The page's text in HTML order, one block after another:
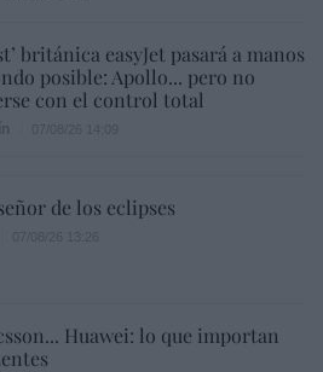
británica easyJet pasará a manos
posible: Apollo... pero no
con el control total
de los eclipses
Huawei: lo que importan